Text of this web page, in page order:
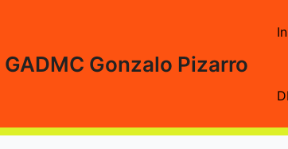
GADMC Gonzalo Pizarro